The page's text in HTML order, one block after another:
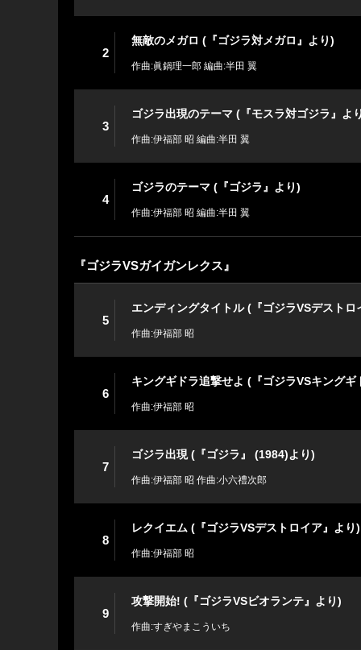
2
無敵のメガロ (『ゴジラ対メガロ』より)
作曲:眞鍋理一郎 編曲:半田 翼
3
ゴジラ出現のテーマ (『モスラ対ゴジラ』よ
作曲:伊福部 昭 編曲:半田 翼
4
ゴジラのテーマ (『ゴジラ』より)
作曲:伊福部 昭 編曲:半田 翼
『ゴジラVSガイガンレクス』
5
エンディングタイトル (『ゴジラVSデストロ
作曲:伊福部 昭
6
キングギドラ追撃せよ (『ゴジラVSキングギ
作曲:伊福部 昭
7
ゴジラ出現 (『ゴジラ』 (1984)より)
作曲:伊福部 昭 作曲:小六禮次郎
8
レクイエム (『ゴジラVSデストロイア』より)
作曲:伊福部 昭
9
攻撃開始! (『ゴジラVSビオランテ』より)
作曲:すぎやまこういち